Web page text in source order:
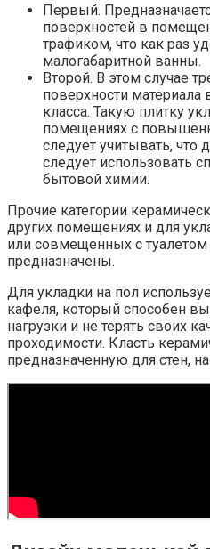
Первый.
поверхностей в
трафиком, что как раз
малогабаритной ванны.
Второй. В этом случае
поверхности
класса. Такую плитку
помещениях с
следует учитывать, что
следует использовать
бытовой химии.
Прочие категории
других помещениях и для
или совмещенных с туалетом
предназначены.
Для укладки на пол
кафеля, который способен
нагрузки и не терять своих
проходимости. Класть
предназначенную для стен,